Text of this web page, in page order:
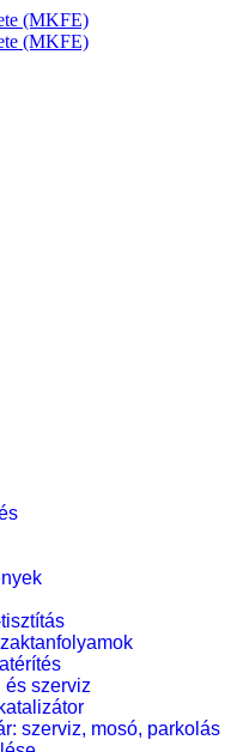
és szerviz
szerviz, mosó, parkolás